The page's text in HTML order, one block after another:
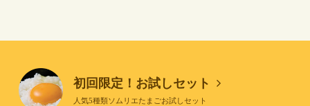
初回限定！お試しセット
人気5種類ソムリエたまごお試しセット